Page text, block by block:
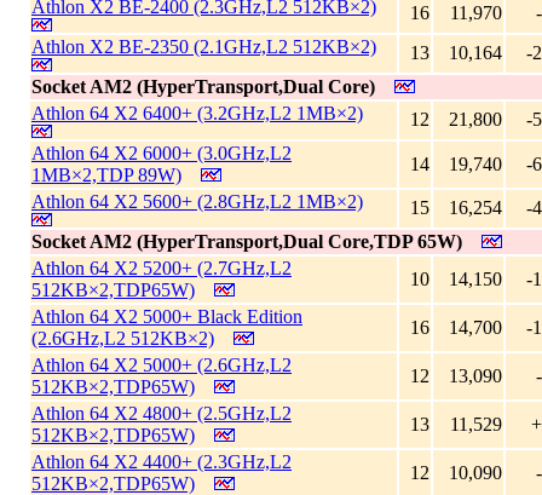
Athlon X2 BE-2400 (2.3GHz,L2 512KB×2) 16 11,970
Athlon X2 BE-2350 (2.1GHz,L2 512KB×2)
13 10,164
-
Socket AM2 (HyperTransport,Dual Core)
Athlon 64 X2 6400+ (3.2GHz,L2 1MB×2)
12 21,800
-
Athlon 64 X2 6000+ (3.0GHz,L2
1MB×2,TDP 89W)
14 19,740
-
Athlon 64 X2 5600+ (2.8GHz,L2 1MB×2)
15 16,254
-
Socket AM2 (HyperTransport,Dual Core,TDP 65W)
Athlon 64 X2 5200+ (2.7GHz,L2
512KB×2,TDP65W)
10 14,150
-
Athlon 64 X2 5000+ Black Edition
(2.6GHz,L2 512KB×2)
16 14,700
-
Athlon 64 X2 5000+ (2.6GHz,L2
512KB×2,TDP65W)
12 13,090
Athlon 64 X2 4800+ (2.5GHz,L2
512KB×2,TDP65W)
13 11,529
Athlon 64 X2 4400+ (2.3GHz,L2
512KB×2,TDP65W)
12 10,090